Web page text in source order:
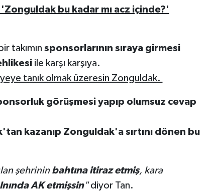
'Zonguldak bu kadar mı acz içinde?'
takımın sponsorlarının sıraya girmesi
ile karşı karşıya.
tanık olmak üzeresin Zonguldak.
görüşmesi yapıp olumsuz cevap
kazanıp Zonguldak'a sırtını dönen bu
şehrinin bahtına itiraz etmiş, kara
AK etmişsin"diyor Tan.